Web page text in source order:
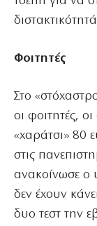
Φοιτητές
Στο
οι φοιτητές,
«χαράτσι» 80
στις
ανακοίνωσε ο
δεν έχουν
δυο τεστ την